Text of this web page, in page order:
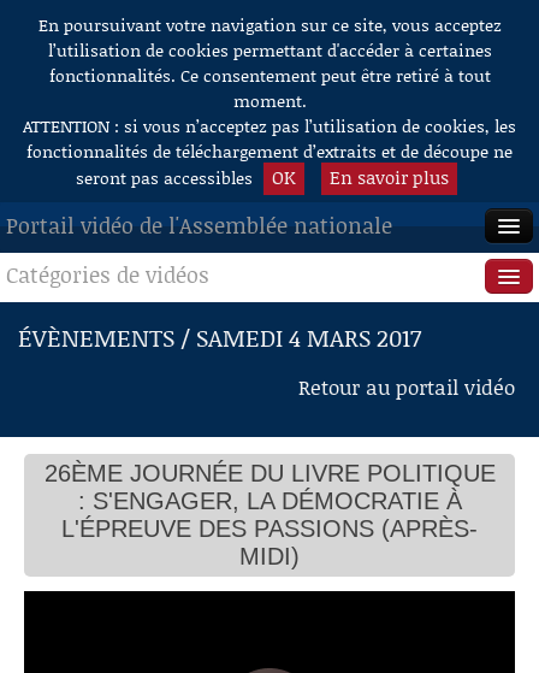
Aller au contenu
En poursuivant votre navigation sur ce site, vous acceptez
l’utilisation de cookies permettant d'accéder à certaines
fonctionnalités. Ce consentement peut être retiré à tout
moment.
ATTENTION : si vous n’acceptez pas l’utilisation de cookies, les
fonctionnalités de téléchargement d’extraits et de découpe ne
seront pas accessibles
OK En savoir plus
Portail vidéo de l'Assemblée nationale
ACCUEIL
EN DIRECT
RECHERCHE
AIDE À LA DÉCOUPE
DE VIDÉOS
Catégories de vidéos
Séance publique
Questions au Gouvernement
Commissions
Présidence
Évènements
Connaissance, Histoire
ÉVÈNEMENTS / SAMEDI 4 MARS 2017
Retour au portail vidéo
26ÈME JOURNÉE DU LIVRE POLITIQUE
: S'ENGAGER, LA DÉMOCRATIE À
L'ÉPREUVE DES PASSIONS (APRÈS-
MIDI)